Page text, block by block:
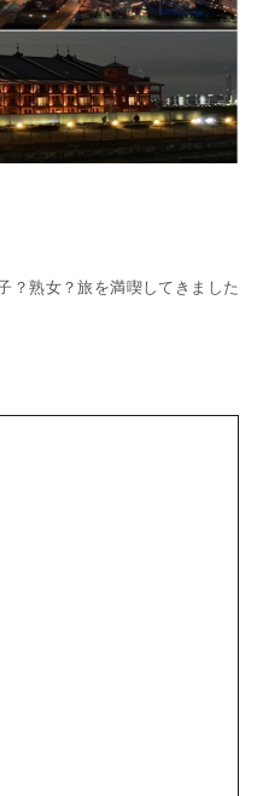
？熟女？旅を満喫してきました